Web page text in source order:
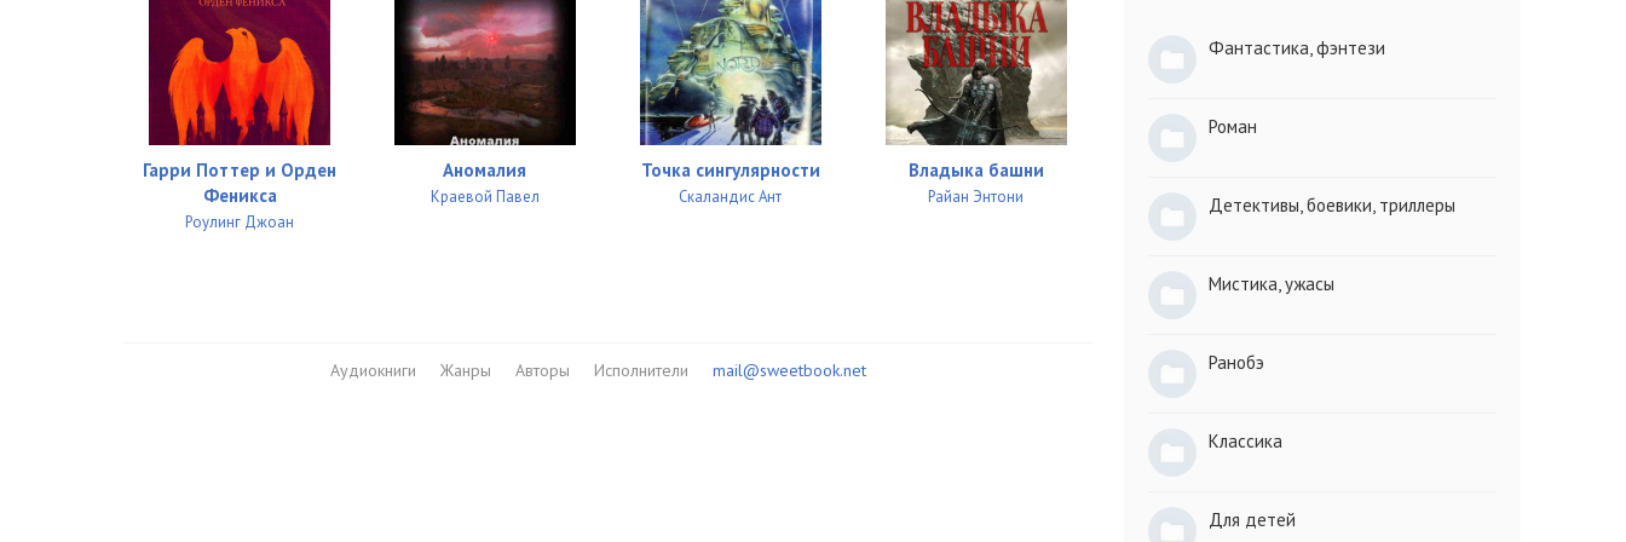
26. Сказы 08:03
27. Сказы 27:15
Гарри Поттер и Орден
Феникса
Роулинг Джоан
Аномалия
Краевой Павел
Точка сингулярности
Скаландис Ант
Владыка башни
Райан Энтони
Аудиокниги Жанры Авторы Исполнители mail@sweetbook.net
Фантастика, фэнтези
Роман
Детективы, боевики, триллеры
Мистика, ужасы
Ранобэ
Классика
Для детей